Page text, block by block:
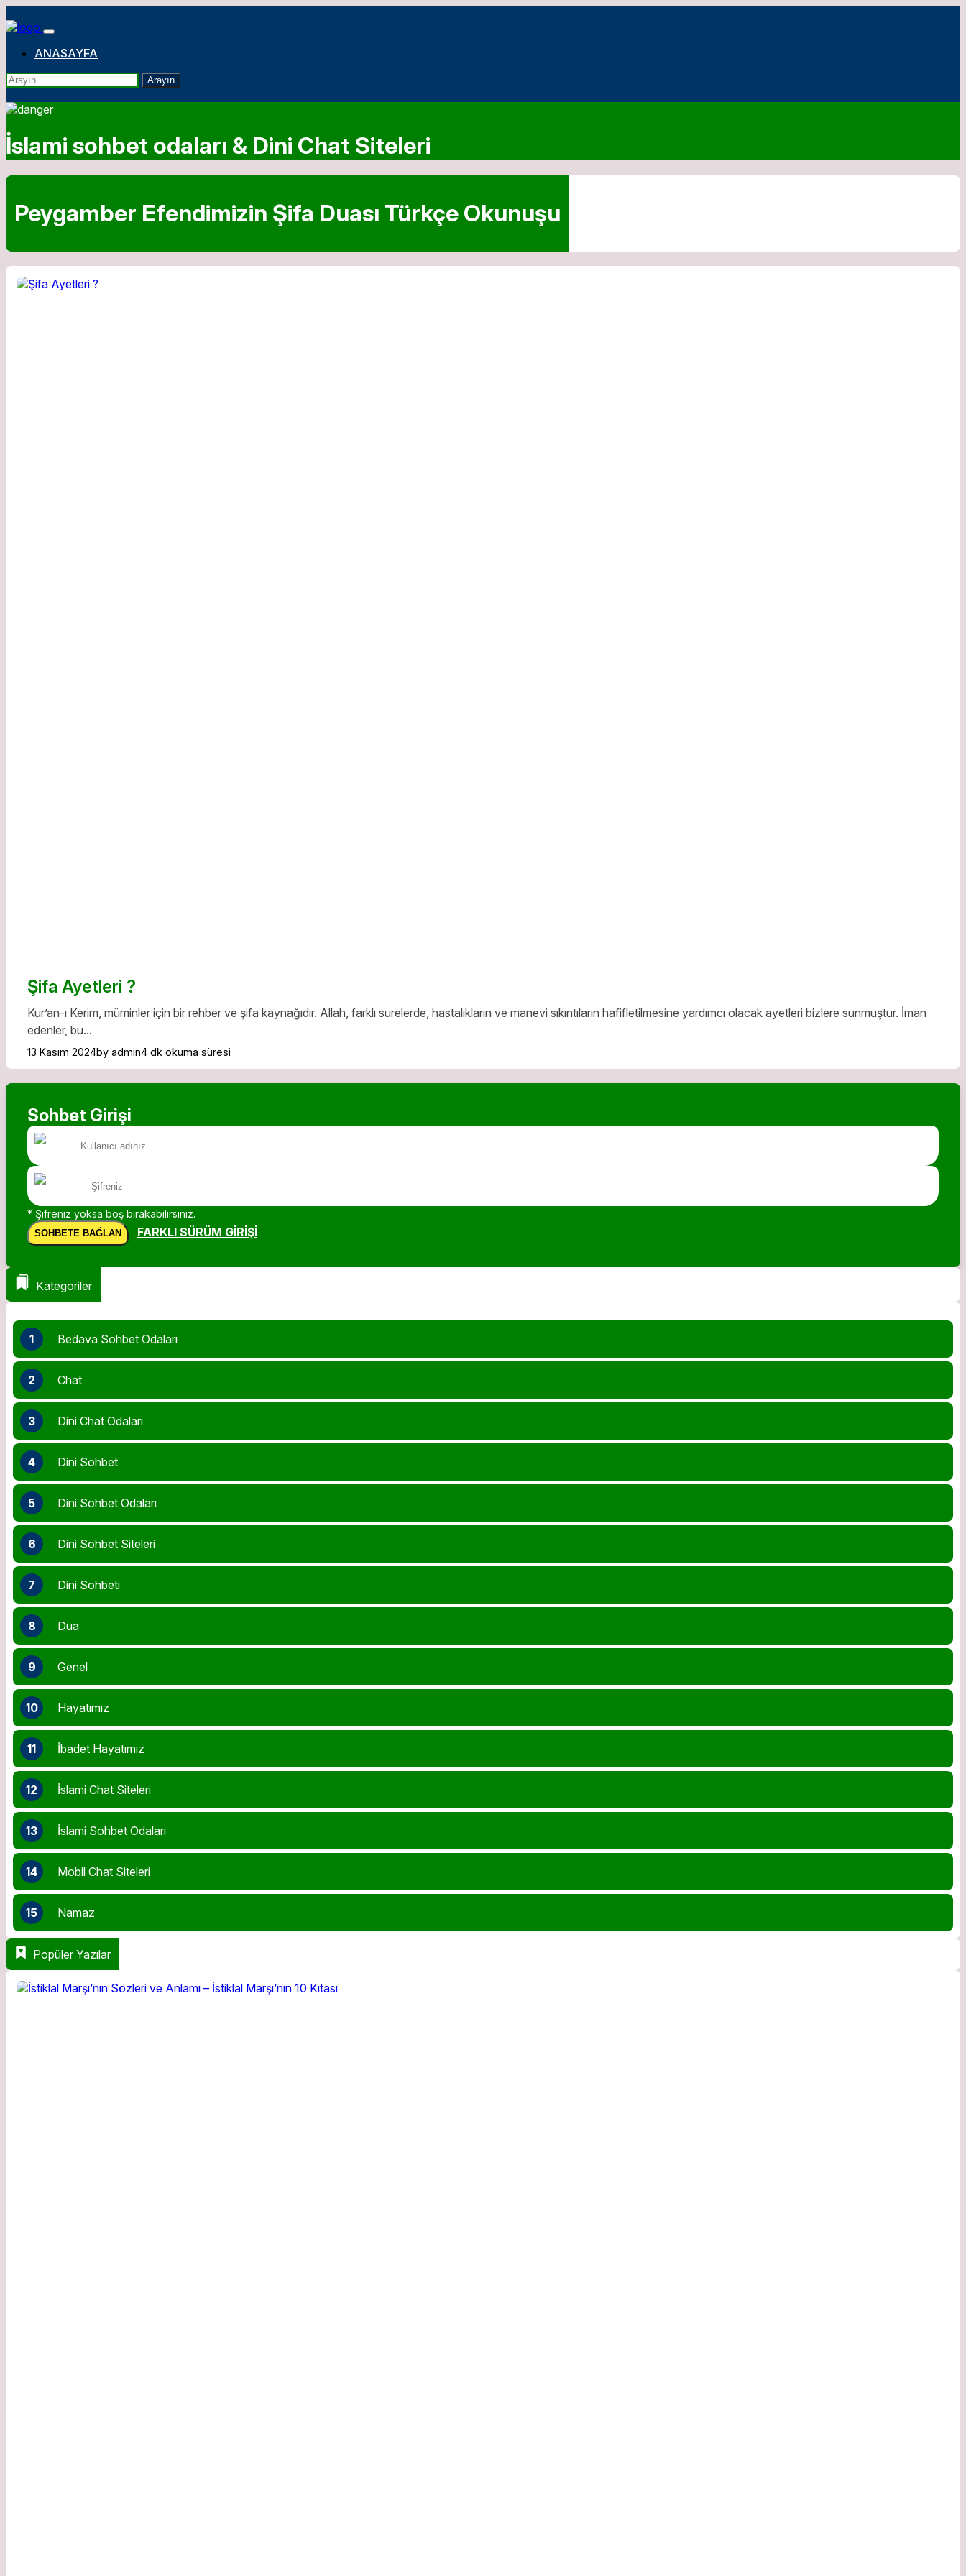
ANASAYFA
Arayın
İslami sohbet odaları & Dini Chat Siteleri
Peygamber Efendimizin Şifa Duası Türkçe Okunuşu
Şifa Ayetleri ?
Kur’an-ı Kerim, müminler için bir rehber ve şifa kaynağıdır. Allah, farklı surelerde, hastalıkların ve manevi sıkıntıların hafifletilmesine yardımcı olacak ayetleri bizlere sunmuştur. İman
edenler, bu...
13 Kasım 2024by admin4 dk okuma süresi
Sohbet Girişi
* Şifreniz yoksa boş bırakabilirsiniz.
SOHBETE BAĞLAN FARKLI SÜRÜM GIRIŞI
Kategoriler
1 Bedava Sohbet Odaları
2 Chat
3 Dini Chat Odaları
4 Dini Sohbet
5 Dini Sohbet Odaları
6 Dini Sohbet Siteleri
7 Dini Sohbeti
8 Dua
9 Genel
10 Hayatımız
11 İbadet Hayatımız
12 İslami Chat Siteleri
13 İslami Sohbet Odaları
14 Mobil Chat Siteleri
15 Namaz
Popüler Yazılar